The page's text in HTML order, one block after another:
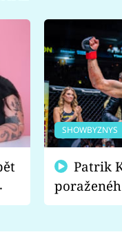
SHOWBYZNYS
fanoušci